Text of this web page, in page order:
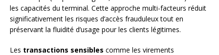
les capacités du terminal. Cette approche multi-facteurs réduit
significativement les risques d’accès frauduleux tout en
préservant la fluidité d’usage pour les clients légitimes.
Les transactions sensibles comme les virements